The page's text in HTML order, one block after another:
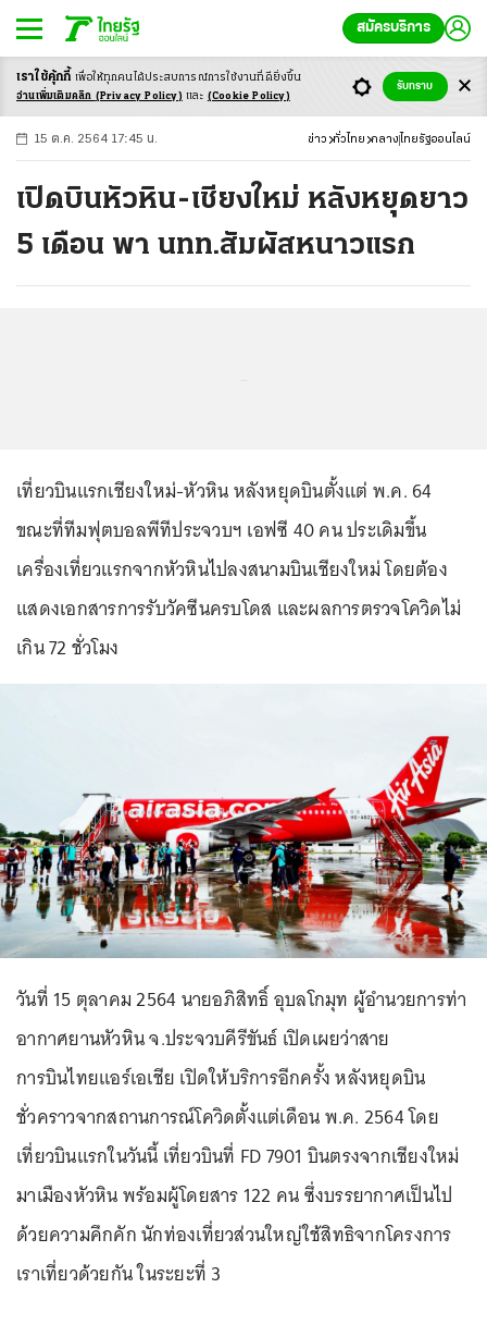
สมัครบริการ
-ก ก ก+
15 ต.ค. 2564 17:45 น. ข่าว ทั่วไทย กลาง ไทยรัฐออนไลน์
เปิดบินหัวหิน-เชียงใหม่ หลังหยุดยาว
5 เดือน พา นทท.สัมผัสหนาวแรก
เที่ยวบินแรกเชียงใหม่-หัวหิน หลังหยุดบินตั้งแต่ พ.ค. 64
ขณะที่ทีมฟุตบอลพีทีประจวบฯ เอฟซี 40 คน ประเดิมขึ้น
เครื่องเที่ยวแรกจากหัวหินไปลงสนามบินเชียงใหม่ โดยต้อง
แสดงเอกสารการรับวัคซีนครบโดส และผลการตรวจโควิดไม่
เกิน 72 ชั่วโมง
วันที่ 15 ตุลาคม 2564 นายอภิสิทธิ์ อุบลโกมุท ผู้อำนวยการท่า
อากาศยานหัวหิน จ.ประจวบคีรีขันธ์ เปิดเผยว่าสาย
การบินไทยแอร์เอเชีย เปิดให้บริการอีกครั้ง หลังหยุดบิน
ชั่วคราวจากสถานการณ์โควิดตั้งแต่เดือน พ.ค. 2564 โดย
เที่ยวบินแรกในวันนี้ เที่ยวบินที่ FD 7901 บินตรงจากเชียงใหม่
มาเมืองหัวหิน พร้อมผู้โดยสาร 122 คน ซึ่งบรรยากาศเป็นไป
ด้วยความคึกคัก นักท่องเที่ยวส่วนใหญ่ใช้สิทธิจากโครงการ
เราเที่ยวด้วยกัน ในระยะที่ 3
เราใช้คุ้กกี้ เพื่อให้ทุกคนได้ประสบการณ์การใช้งานที่ดียิ่งขึ้น
อ่านเพิ่มเติมคลิก (Privacy Policy) และ (Cookie Policy)
รับทราบ